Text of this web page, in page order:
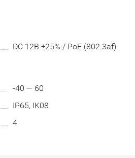
DC 12В ±25% / PoE (802.3af)
-40 — 60
IP65, IK08
4